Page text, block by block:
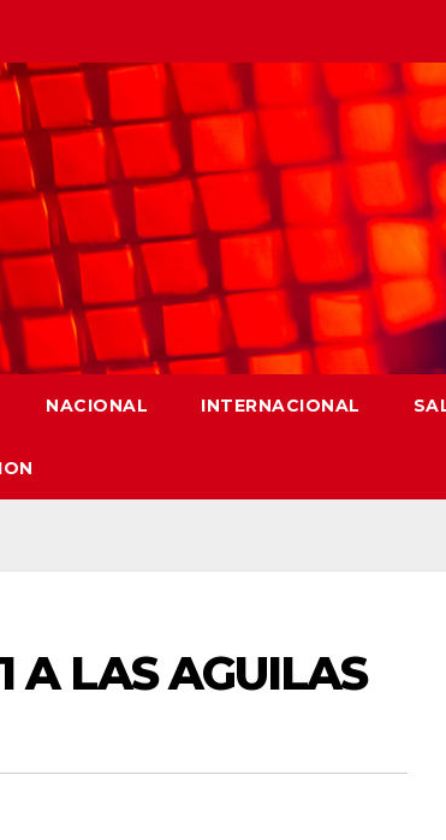
NACIONAL INTERNACIONAL
A LAS AGUILAS